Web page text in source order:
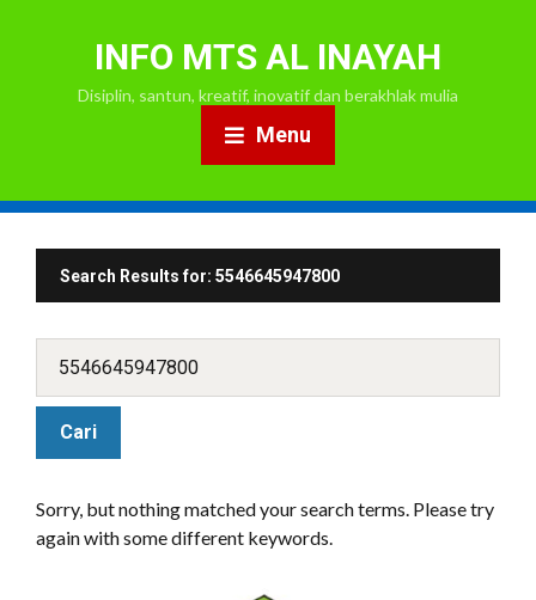
INFO MTS AL INAYAH
Disiplin, santun, kreatif, inovatif dan berakhlak mulia
Menu
Search Results for: 5546645947800
Sorry, but nothing matched your search terms. Please try
again with some different keywords.